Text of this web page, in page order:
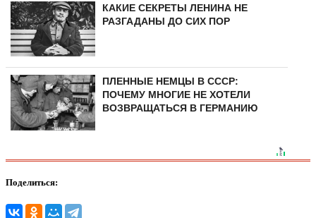
КАКИЕ СЕКРЕТЫ ЛЕНИНА НЕ
РАЗГАДАНЫ ДО СИХ ПОР
ПЛЕННЫЕ НЕМЦЫ В СССР:
ПОЧЕМУ МНОГИЕ НЕ ХОТЕЛИ
ВОЗВРАЩАТЬСЯ В ГЕРМАНИЮ
Поделиться: